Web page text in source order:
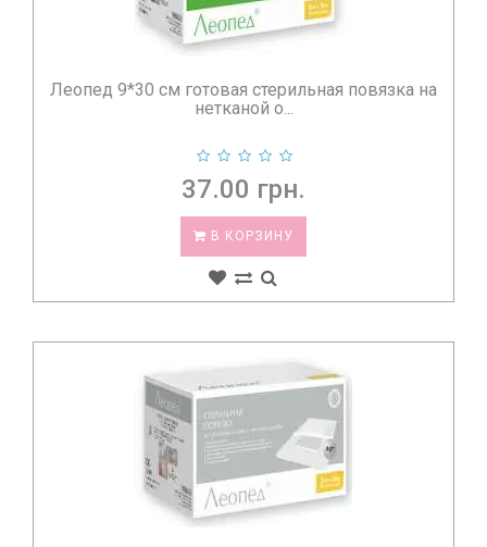
Леопед 9*30 см готовая стерильная повязка на
нетканой о...
37.00 грн.
В КОРЗИНУ